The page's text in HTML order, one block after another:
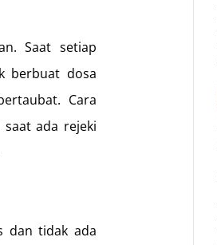
Saat setiap
berbuat dosa
Cara
ada rejeki
dan tidak ada